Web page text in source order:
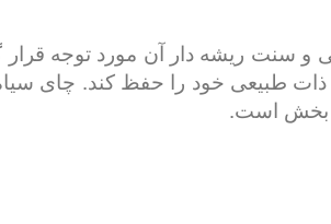
سنت ریشه دار آن مورد توجه
ذات طبیعی خود را حفظ کند. چای
بخش است.